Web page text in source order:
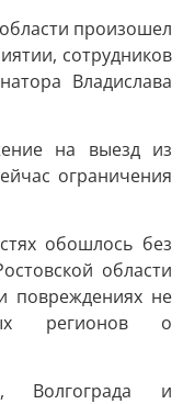
произошел
сотрудников
Владислава
на выезд из
ограничения
обошлось без
области
повреждениях не
регионов о
Волгограда и